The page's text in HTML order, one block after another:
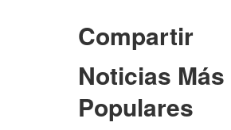
Compartir
Noticias Más
Populares